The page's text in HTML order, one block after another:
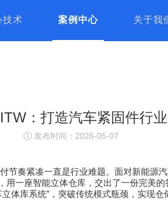
技术 案例中心 关于我
：打造汽车紧固件行
发布时间：2026-05-07
节奏紧凑一直是行业难题。面对新能源
用一座智能立体仓库，交出了一份完美
体库系统”，突破传统模式瓶颈，实现仓